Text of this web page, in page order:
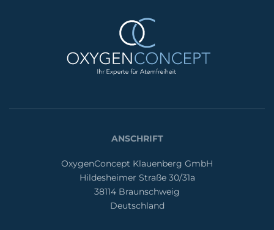
ANSCHRIFT
OxygenConcept Klauenberg GmbH
Hildesheimer Straße 30/31a
38114 Braunschweig
Deutschland